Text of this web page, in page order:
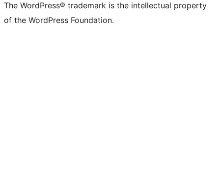
The WordPress® trademark is the intellectual property
of the WordPress Foundation.